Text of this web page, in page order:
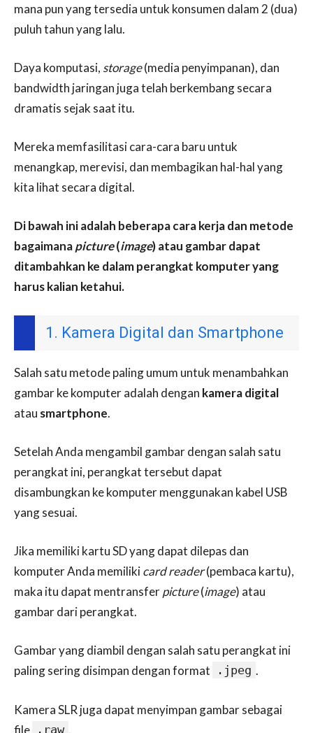
mana pun yang tersedia untuk konsumen dalam 2 (dua)
puluh tahun yang lalu.
Daya komputasi, storage(media penyimpanan), dan
bandwidth jaringan juga telah berkembang secara
dramatis sejak saat itu.
Mereka memfasilitasi cara-cara baru untuk
menangkap, merevisi, dan membagikan hal-hal yang
kita lihat secara digital.
Di bawah ini adalah beberapa cara kerja dan metode
bagaimanapicture(image) atau gambar dapat
ditambahkan ke dalam perangkat komputer yang
harus kalian ketahui.
1. Kamera Digital dan Smartphone
Salah satu metode paling umum untuk menambahkan
gambar ke komputer adalah dengan kamera digital
atau smartphone.
Setelah Anda mengambil gambar dengan salah satu
perangkat ini, perangkat tersebut dapat
disambungkan ke komputer menggunakan kabel USB
yang sesuai.
Jika memiliki kartu SD yang dapat dilepas dan
komputer Anda memilikicard reader(pembaca kartu),
maka itu dapat mentransferpicture(image) atau
gambar dari perangkat.
Gambar yang diambil dengan salah satu perangkat ini
paling sering disimpan dengan format
.jpeg .
Kamera SLR juga dapat menyimpan gambar sebagai
file
.raw .